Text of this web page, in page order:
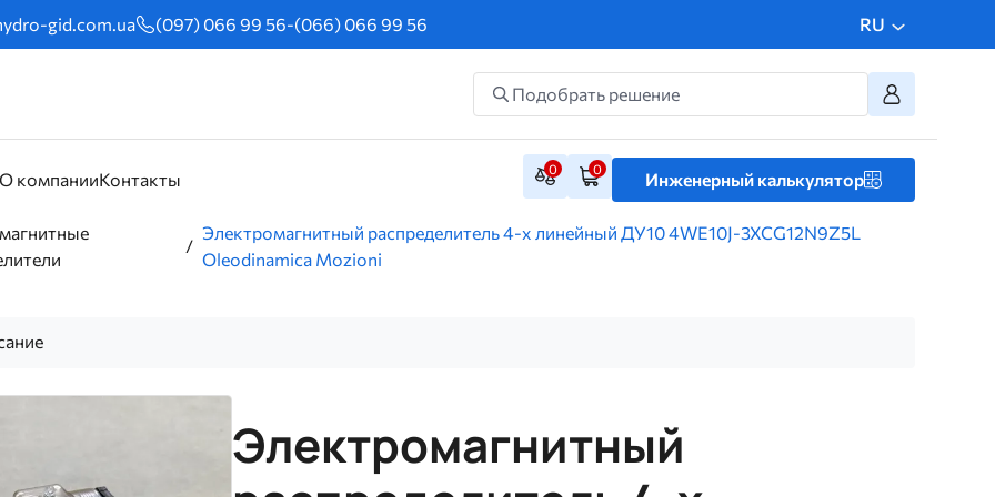
gid.com.ua (097) 066 99 56-(066) 066 99 56 RU
О компанииКонтакты 0 0 Инженерный калькулятор
Электромагнитный распределитель 4-х линейный ДУ10 4WE10J-3XCG12N9Z5L
Oleodinamica Mozioni
Электромагнитный